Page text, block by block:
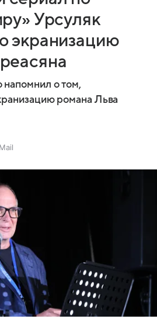
Урсуляк
экранизацию
напомнил о том,
романа Льва